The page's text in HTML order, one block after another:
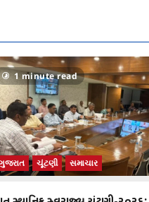
1 minute read
ચૂંટણી સમાચાર